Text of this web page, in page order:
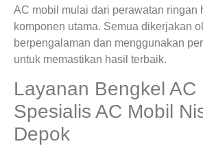
AC mobil mulai dari perawatan ringan
komponen utama. Semua dikerjakan
berpengalaman dan menggunakan
untuk memastikan hasil terbaik.
Layanan Bengkel AC
Spesialis AC Mobil
Depok